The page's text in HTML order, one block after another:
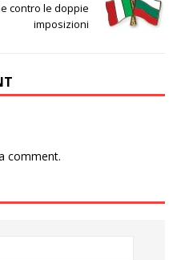
contro le doppie
imposizioni
comment.